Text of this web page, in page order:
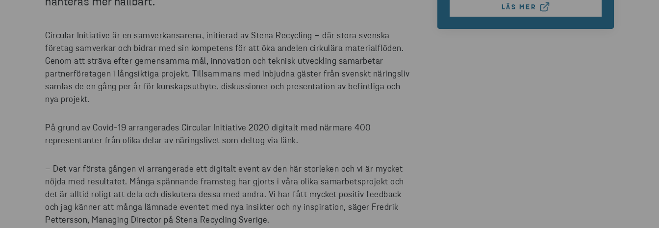
hanteras mer hållbart.
Circular Initiative är en samverkansarena, initierad av Stena Recycling – där stora svenska
företag samverkar och bidrar med sin kompetens för att öka andelen cirkulära materialflöden.
Genom att sträva efter gemensamma mål, innovation och teknisk utveckling samarbetar
partnerföretagen i långsiktiga projekt. Tillsammans med inbjudna gäster från svenskt näringsliv
samlas de en gång per år för kunskapsutbyte, diskussioner och presentation av befintliga och
nya projekt.
På grund av Covid-19 arrangerades Circular Initiative 2020 digitalt med närmare 400
representanter från olika delar av näringslivet som deltog via länk.
– Det var första gången vi arrangerade ett digitalt event av den här storleken och vi är mycket
nöjda med resultatet. Många spännande framsteg har gjorts i våra olika samarbetsprojekt och
det är alltid roligt att dela och diskutera dessa med andra. Vi har fått mycket positiv feedback
och jag känner att många lämnade eventet med nya insikter och ny inspiration, säger Fredrik
Pettersson, Managing Director på Stena Recycling Sverige.
LÄS MER